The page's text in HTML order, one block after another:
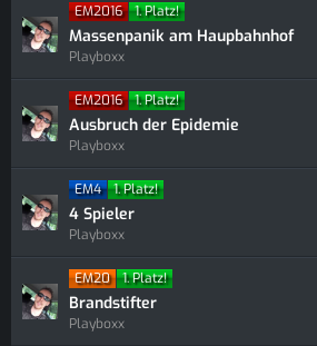
EM2016 1. Platz!
Massenpanik am Haupbahnhof
Playboxx
EM2016 1. Platz!
Ausbruch der Epidemie
Playboxx
EM4 1. Platz!
4 Spieler
Playboxx
EM20 1. Platz!
Brandstifter
Playboxx